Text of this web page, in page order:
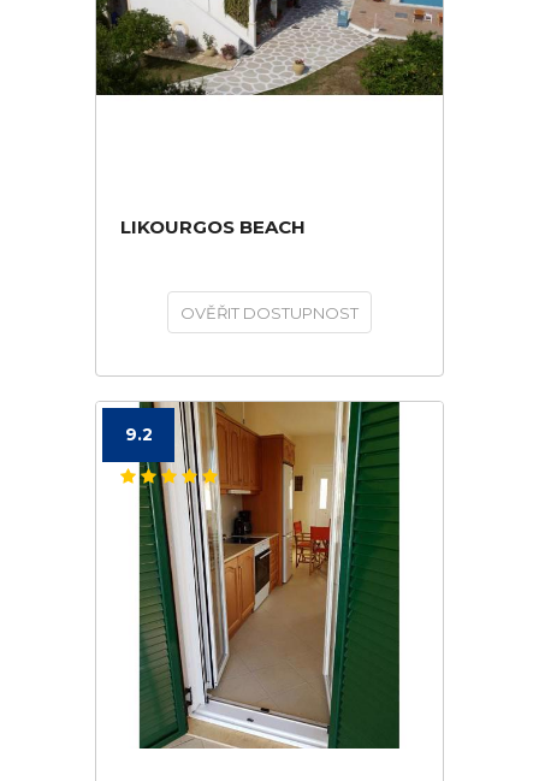
LIKOURGOS BEACH
OVĚŘIT DOSTUPNOST
9.2